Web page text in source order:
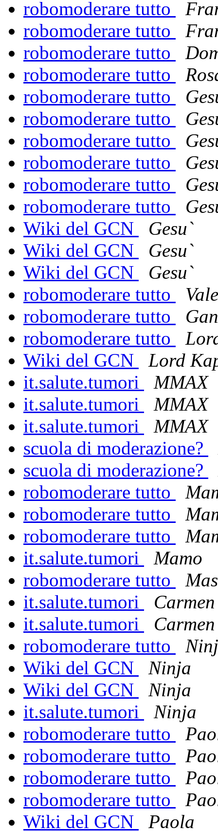
robomoderare tutto
robomoderare tutto
robomoderare tutto
robomoderare tutto
robomoderare tutto
robomoderare tutto
robomoderare tutto
robomoderare tutto
robomoderare tutto
robomoderare tutto
Wiki del GCN
Gesu`
Wiki del GCN
Gesu`
Wiki del GCN
Gesu`
robomoderare tutto
robomoderare tutto
robomoderare tutto
Wiki del GCN
Lord
it.salute.tumori
MMAX
it.salute.tumori
MMAX
it.salute.tumori
MMAX
scuola di moderazione?
scuola di moderazione?
robomoderare tutto
robomoderare tutto
robomoderare tutto
it.salute.tumori
Mamo
robomoderare tutto
it.salute.tumori
it.salute.tumori
robomoderare tutto
Wiki del GCN
Ninja
Wiki del GCN
Ninja
it.salute.tumori
Ninja
robomoderare tutto
robomoderare tutto
robomoderare tutto
robomoderare tutto
Wiki del GCN
Paola